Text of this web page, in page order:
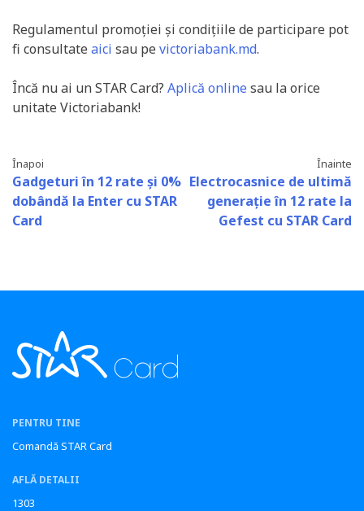
Regulamentul promoției și condițiile de participare pot
fi consultate aici sau pe victoriabank.md.
Încă nu ai un STAR Card? Aplică online sau la orice
unitate Victoriabank!
Înapoi
Gadgeturi în 12 rate și 0%
dobândă la Enter cu STAR
Card
Înainte
Electrocasnice de ultimă
generație în 12 rate la
Gefest cu STAR Card
PENTRU TINE
Comandă STAR Card
AFLĂ DETALII
1303